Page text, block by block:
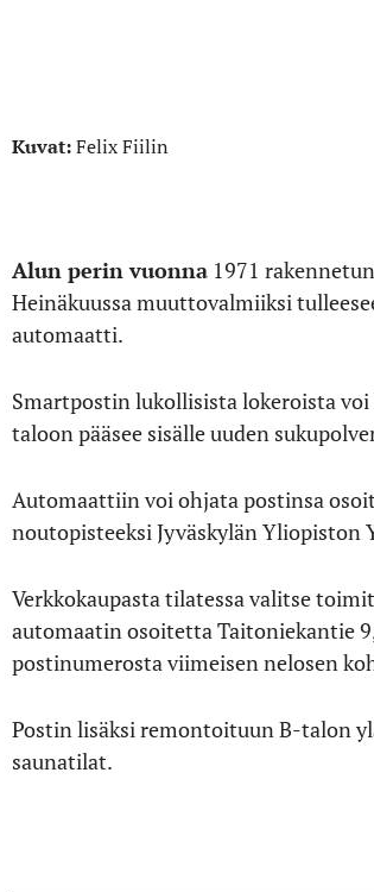
Kuvat:Felix Fiilin
Alun perin vuonna 1971
Heinäkuussa muuttovalmiiksi
automaatti.
Smartpostin lukollisista lokeroista
taloon pääsee sisälle uuden
Automaattiin voi ohjata postinsa
noutopisteeksi Jyväskylän Yliopiston
Verkkokaupasta tilatessa valitse
automaatin osoitetta Taitoniekantie
postinumerosta viimeisen nelosen
Postin lisäksi remontoituun B-talon
saunatilat.